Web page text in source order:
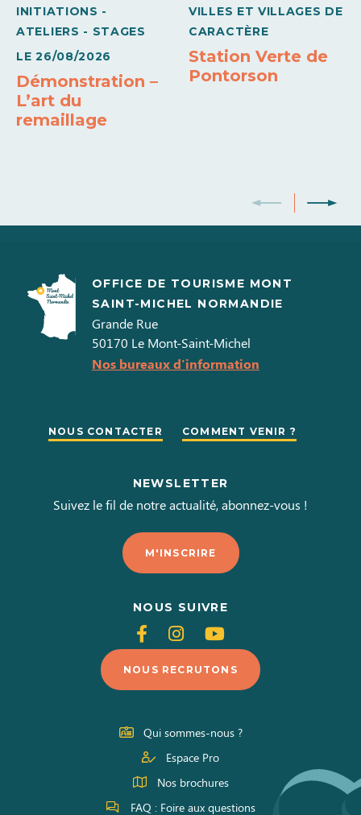
INITIATIONS -
ATELIERS - STAGES
LE 26/08/2026
Démonstration –
L’art du
remaillage
VILLES ET VILLAGES DE
CARACTÈRE
Station Verte de
Pontorson
OFFICE DE TOURISME MONT
SAINT-MICHEL NORMANDIE
Grande Rue
50170 Le Mont-Saint-Michel
Nos bureaux d'information
NOUS CONTACTER COMMENT VENIR ?
NEWSLETTER
Suivez le fil de notre actualité, abonnez-vous !
M'INSCRIRE
NOUS SUIVRE
Suivez-
nous
sur
Facebook
Suivez-
nous
sur
Instagram
Suivez-
nous
sur
Youtube
NOUS RECRUTONS
Qui sommes-nous ?
Espace Pro
Nos brochures
FAQ : Foire aux questions